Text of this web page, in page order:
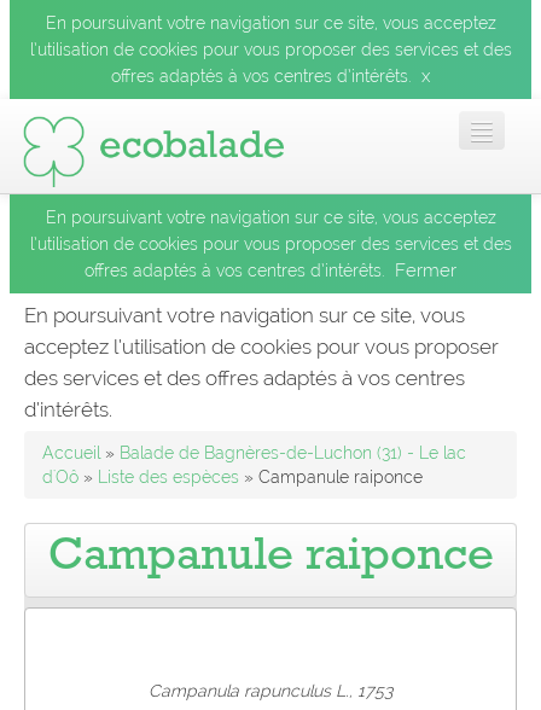
En poursuivant votre navigation sur ce site, vous acceptez
l’utilisation de cookies pour vous proposer des services et des
offres adaptés à vos centres d’intérêts.
x
Accueil
Les balades
Les espèces
En poursuivant votre navigation sur ce site, vous acceptez
l’utilisation de cookies pour vous proposer des services et des
offres adaptés à vos centres d’intérêts.
Fermer
En poursuivant votre navigation sur ce site, vous
acceptez l’utilisation de cookies pour vous proposer
des services et des offres adaptés à vos centres
d’intérêts.
Accueil » Balade de Bagnères-de-Luchon (31) - Le lac
d'Oô » Liste des espèces » Campanule raiponce
Campanule raiponce
Campanula rapunculus L., 1753